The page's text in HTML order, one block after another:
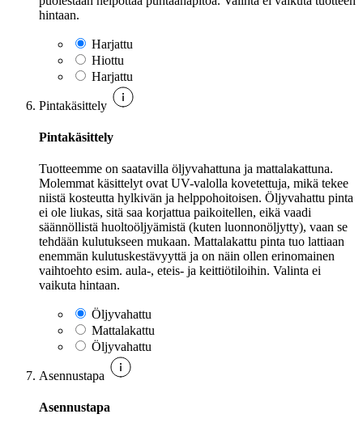
hintaan.
Harjattu
Hiottu
Harjattu
Pintakäsittely
Pintakäsittely
Tuotteemme on saatavilla öljyvahattuna ja mattalakattuna.
Molemmat käsittelyt ovat UV-valolla kovetettuja, mikä tekee
niistä kosteutta hylkivän ja helppohoitoisen. Öljyvahattu pinta
ei ole liukas, sitä saa korjattua paikoitellen, eikä vaadi
säännöllistä huoltoöljyämistä (kuten luonnonöljytty), vaan se
tehdään kulutukseen mukaan. Mattalakattu pinta tuo lattiaan
enemmän kulutuskestävyyttä ja on näin ollen erinomainen
vaihtoehto esim. aula-, eteis- ja keittiötiloihin. Valinta ei
vaikuta hintaan.
Öljyvahattu
Mattalakattu
Öljyvahattu
Asennustapa
Asennustapa